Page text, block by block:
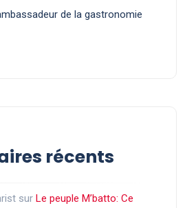
de la gastronomie
récents
sur Le peuple M’batto: Ce